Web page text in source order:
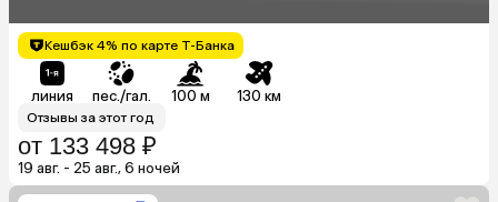
Кешбэк 4% по карте Т-Банка
линия пес./гал. 100 м 130 км
Отзывы за этот год
от 133 498 ₽
19 авг. - 25 авг., 6 ночей